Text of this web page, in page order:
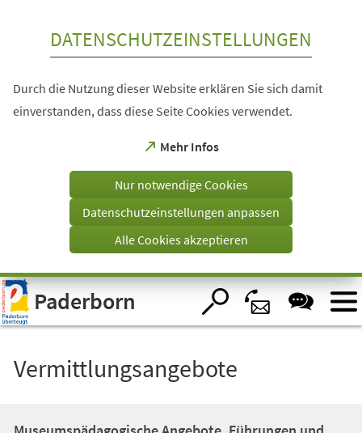
Visuelle
Assistenzsoftware
öffnen.
DATENSCHUTZEINSTELLUNGEN
Durch die Nutzung dieser Website erklären Sie sich damit
einverstanden, dass diese Seite Cookies verwendet.
Mehr Infos
(Öffnet
einem
Tab)
Nur notwendige Cookies
Datenschutzeinstellungen anpassen
Alle Cookies akzeptieren
Paderborn
Vermittlungsangebote